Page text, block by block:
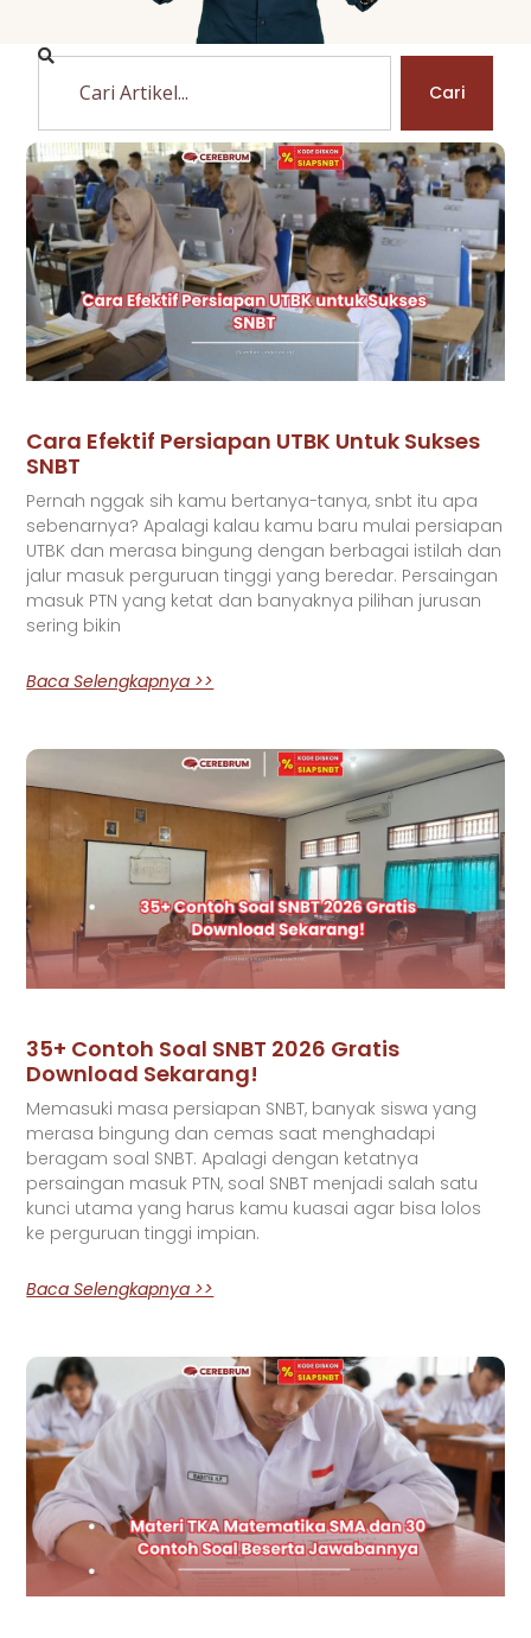
Cari
Cara Efektif Persiapan UTBK Untuk Sukses
SNBT
Pernah nggak sih kamu bertanya-tanya, snbt itu apa
sebenarnya? Apalagi kalau kamu baru mulai persiapan
UTBK dan merasa bingung dengan berbagai istilah dan
jalur masuk perguruan tinggi yang beredar. Persaingan
masuk PTN yang ketat dan banyaknya pilihan jurusan
sering bikin
Baca Selengkapnya >>
35+ Contoh Soal SNBT 2026 Gratis
Download Sekarang!
Memasuki masa persiapan SNBT, banyak siswa yang
merasa bingung dan cemas saat menghadapi
beragam soal SNBT. Apalagi dengan ketatnya
persaingan masuk PTN, soal SNBT menjadi salah satu
kunci utama yang harus kamu kuasai agar bisa lolos
ke perguruan tinggi impian.
Baca Selengkapnya >>